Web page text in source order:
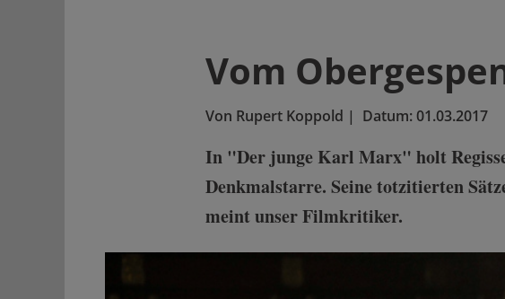
Vom
Von Rupert Koppold | Datum:01.03.2017
In "Der junge Karl Marx" holt
Denkmalstarre. Seine totzitierten
meint unser Filmkritiker.